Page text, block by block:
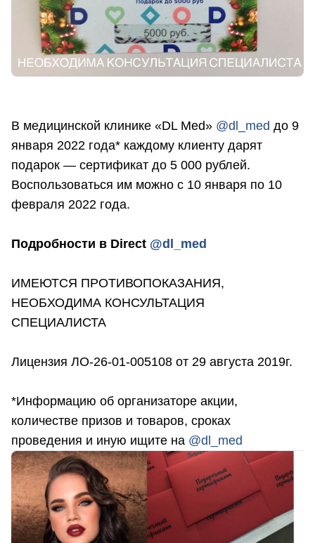
В медицинской клинике «DL Med» @dl_med до 9
января 2022 года* каждому клиенту дарят
подарок — сертификат до 5 000 рублей.
Воспользоваться им можно с 10 января по 10
февраля 2022 года.
Подробности в Direct @dl_med
ИМЕЮТСЯ ПРОТИВОПОКАЗАНИЯ,
НЕОБХОДИМА КОНСУЛЬТАЦИЯ
СПЕЦИАЛИСТА
Лицензия ЛО-26-01-005108 от 29 августа 2019г.
*Информацию об организаторе акции,
количестве призов и товаров, сроках
проведения и иную ищите на @dl_med